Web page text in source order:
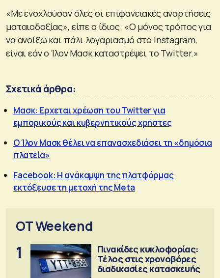
«Με ενοχλούσαν όλες οι επιφανειακές αναρτήσεις
ματαιοδοξίας», είπε ο ίδιος. «Ο μόνος τρόπος για
να ανοίξω και πάλι λογαριασμό στο Instagram,
είναι εάν ο Ίλον Μασκ καταστρέψει το Twitter.»
Σχετικά άρθρα:
Μασκ: Ερχεται χρέωση του Twitter για
εμπορικούς και κυβερνητικούς χρήστες
Ο Ίλον Μασκ θέλει να επανασχεδιάσει τη «δημόσια
πλατεία»
Facebook: Η ανάκαμψη της πλατφόρμας
εκτόξευσε τη μετοχή της Meta
OT Weekend
1
Πινακίδες κυκλοφορίας:
Τέλος στις χρονοβόρες
διαδικασίες κατασκευής